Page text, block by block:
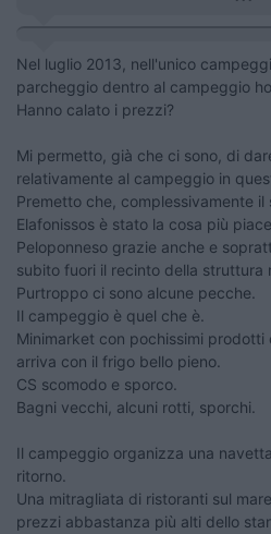
Nel luglio 2013, nell'unico
parcheggio dentro al campeggio
Hanno calato i prezzi?
Mi permetto, già che ci sono, di
relativamente al campeggio in
Premetto che, complessivamente il
Elafonissos è stato la cosa più
Peloponneso grazie anche e
subito fuori il recinto della struttura
Purtroppo ci sono alcune pecche.
Il campeggio è quel che è.
Minimarket con pochissimi prodotti
arriva con il frigo bello pieno.
CS scomodo e sporco.
Bagni vecchi, alcuni rotti, sporchi.
Il campeggio organizza una
ritorno.
Una mitragliata di ristoranti sul
prezzi abbastanza più alti dello